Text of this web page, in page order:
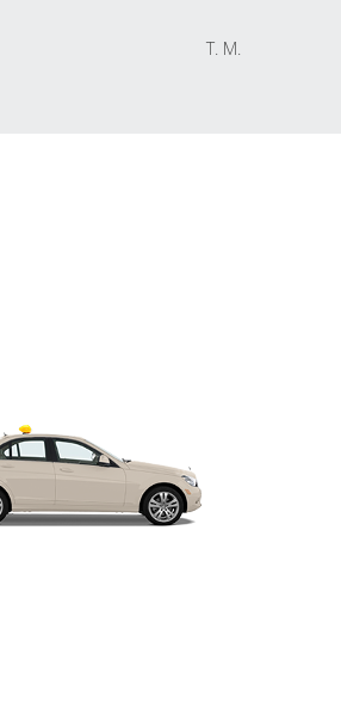
T. M.